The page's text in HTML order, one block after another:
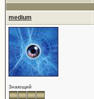
medium
Знающий